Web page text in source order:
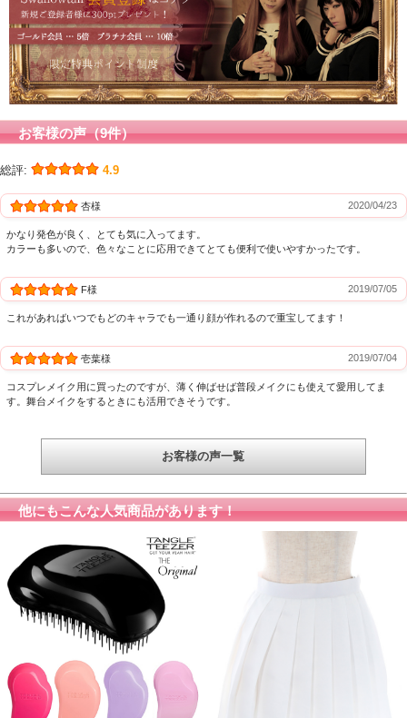
お客様の声（9件）
総評: 4.9
杏様 2020/04/23
かなり発色が良く、とても気に入ってます。
カラーも多いので、色々なことに応用できてとても便利で使いやすかったです。
F様 2019/07/05
これがあればいつでもどのキャラでも一通り顔が作れるので重宝してます！
壱葉様 2019/07/04
コスプレメイク用に買ったのですが、薄く伸ばせば普段メイクにも使えて愛用してま
す。舞台メイクをするときにも活用できそうです。
お客様の声一覧
他にもこんな人気商品があります！